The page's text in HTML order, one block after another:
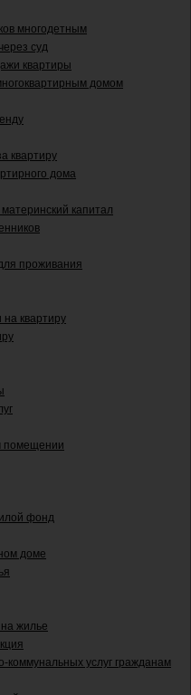
многодетным
суд
квартиры
домом
квартиру
дома
капитал
проживания
квартиру
помещении
фонд
доме
жилье
услуг гражданам